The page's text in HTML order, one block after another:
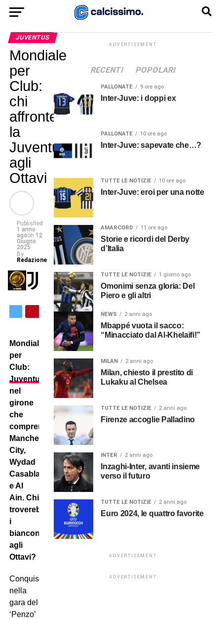
JUVENTUS
Mondiale
per
Club:
chi
affronterebbe
la
Juventus
agli
Ottavi
Published
1 anno
agoon 12
Giugno
2025
By
Redazione
Mondiale
per
Club:
Juventus
nel
girone
che
comprende
Manchester
City,
Wydad
Casablanca
e Al
Ain. Chi
troverebbero
i
bianconeri
agli
Ottavi?
Conquistata,
nella
gara del
‘Penzo’
ADVERTISEMENT
RECENTI POPOLARI
PALLONATE 9 ore ago
Inter-Juve: i doppi ex
PALLONATE 10 ore ago
Inter-Juve: sapevate che…?
TUTTE LE NOTIZIE 10 ore ago
Inter-Juve: eroi per una notte
AMARCORD 11 ore ago
Storie e ricordi del Derby
d’Italia
TUTTE LE NOTIZIE 1 giorno ago
Omonimi senza gloria: Del
Piero e gli altri
NEWS 2 anni ago
Mbappé vuota il sacco:
“Minacciato dal Al-Khelaifi!”
MILAN 2 anni ago
Milan, chiesto il prestito di
Lukaku al Chelsea
TUTTE LE NOTIZIE 2 anni ago
Firenze accoglie Palladino
INTER 2 anni ago
Inzaghi-Inter, avanti insieme
verso il futuro
TUTTE LE NOTIZIE 2 anni ago
Euro 2024, le quattro favorite
ADVERTISEMENT
ADVERTISEMENT